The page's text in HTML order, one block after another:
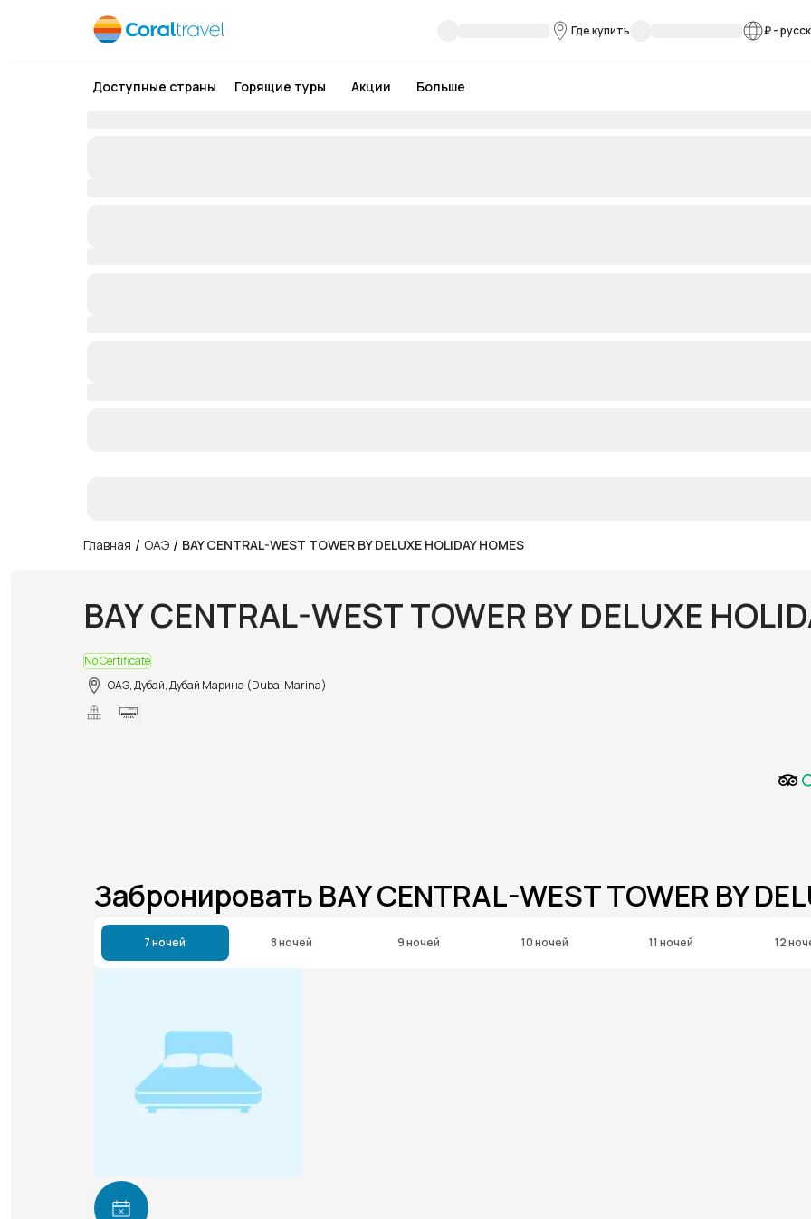
Где купить ₽-
Доступные страны Горящие туры Акции Больше
Главная / ОАЭ / BAY CENTRAL-WEST TOWER BY DELUXE HOLIDAY HOMES
BAY CENTRAL-WEST TOWER BY DELUXE
No Certificate
ОАЭ, Дубай, Дубай Марина (Dubai Marina)
Забронировать BAY CENTRAL-WEST TOWER BY
7 ночей 8 ночей 9 ночей 10 ночей 11 ночей 12